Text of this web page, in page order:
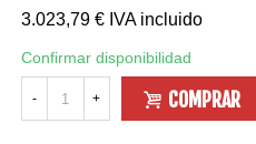
3.023,79 € IVA incluido
Confirmar disponibilidad
- + COMPRAR